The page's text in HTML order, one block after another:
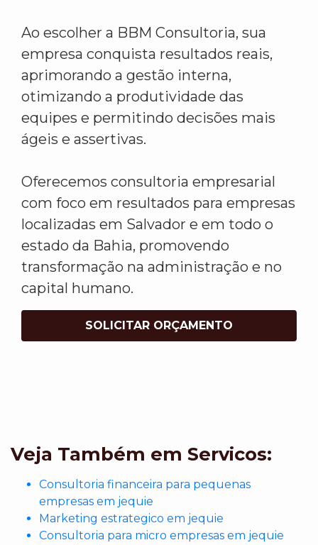
Ao escolher a BBM Consultoria, sua
empresa conquista resultados reais,
aprimorando a gestão interna,
otimizando a produtividade das
equipes e permitindo decisões mais
ágeis e assertivas.
Oferecemos consultoria empresarial
com foco em resultados para empresas
localizadas em Salvador e em todo o
estado da Bahia, promovendo
transformação na administração e no
capital humano.
SOLICITAR ORÇAMENTO
Veja Também em Servicos:
Consultoria financeira para pequenas
empresas em jequie
Marketing estrategico em jequie
Consultoria para micro empresas em jequie